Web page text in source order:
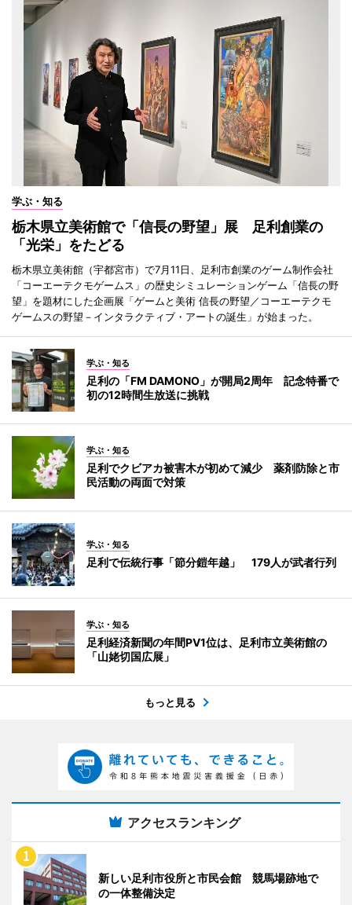
学ぶ・知る
栃木県立美術館で「信長の野望」展 足利創業の
「光栄」をたどる
栃木県立美術館（宇都宮市）で7月11日、足利市創業のゲーム制作会社
「コーエーテクモゲームス」の歴史シミュレーションゲーム「信長の野
望」を題材にした企画展「ゲームと美術 信長の野望／コーエーテクモ
ゲームスの野望－インタラクティブ・アートの誕生」が始まった。
学ぶ・知る
足利の「FM DAMONO」が開局2周年 記念特番で
初の12時間生放送に挑戦
学ぶ・知る
足利でクビアカ被害木が初めて減少 薬剤防除と市
民活動の両面で対策
学ぶ・知る
足利で伝統行事「節分鎧年越」 179人が武者行列
学ぶ・知る
足利経済新聞の年間PV1位は、足利市立美術館の
「山姥切国広展」
もっと見る
アクセスランキング
新しい足利市役所と市民会館 競馬場跡地で
の一体整備決定